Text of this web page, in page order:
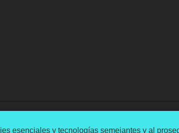
esenciales y tecnologías semejantes y al